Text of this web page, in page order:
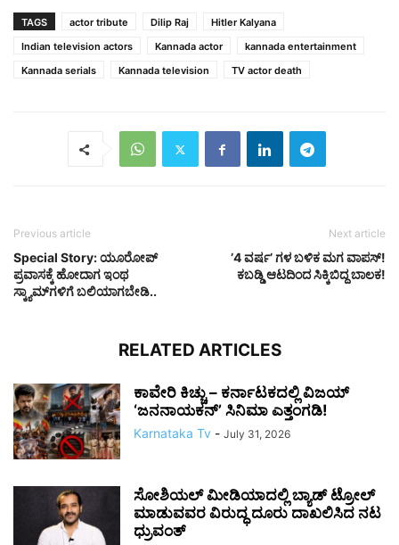
TAGS actor tribute Dilip Raj
Hitler Kalyana
Indian television actors
Kannada actor
kannada entertainment
Kannada serials
Kannada television TV actor death
Previous article
Special Story: ಯೂರೋಪ್
ಪ್ರವಾಸಕ್ಕೆ ಹೋದಾಗ ಇಂಥ
ಸ್ಕ್ಯಾಮ್‌ಗಳಿಗೆ ಬಲಿಯಾಗಬೇಡಿ..
Next article
ʼ4 ವರ್ಷʼ ಗಳ ಬಳಿಕ ಮಗ ವಾಪಸ್!
ಕಬಡ್ಡಿ ಆಟದಿಂದ ಸಿಕ್ಕಿಬಿದ್ದ ಬಾಲಕ!
RELATED ARTICLES
ಕಾವೇರಿ ಕಿಚ್ಚು – ಕರ್ನಾಟಕದಲ್ಲಿ ವಿಜಯ್
‘ಜನನಾಯಕನ್’ ಸಿನಿಮಾ ಎತ್ತಂಗಡಿ!
Karnataka Tv - July 31, 2026
ಸೋಶಿಯಲ್ ಮೀಡಿಯಾದಲ್ಲಿ ಬ್ಯಾಡ್ ಟ್ರೋಲ್
ಮಾಡುವವರ ವಿರುದ್ಧ ದೂರು ದಾಖಲಿಸಿದ ನಟ
ಧ್ರುವಂತ್